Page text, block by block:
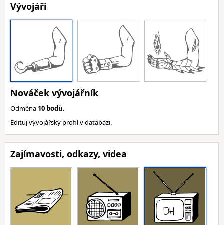
Vývojáři
Nováček vývojářník
Odměna 10 bodů.
Edituj vývojářský profil v databázi.
Zajímavosti, odkazy, videa